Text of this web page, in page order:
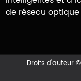
de réseau
Droits d'auteur ©